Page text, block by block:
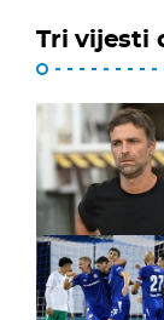
Tri vijesti